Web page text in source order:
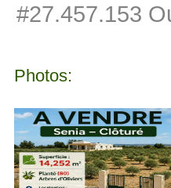
#27.457.153
Photos: